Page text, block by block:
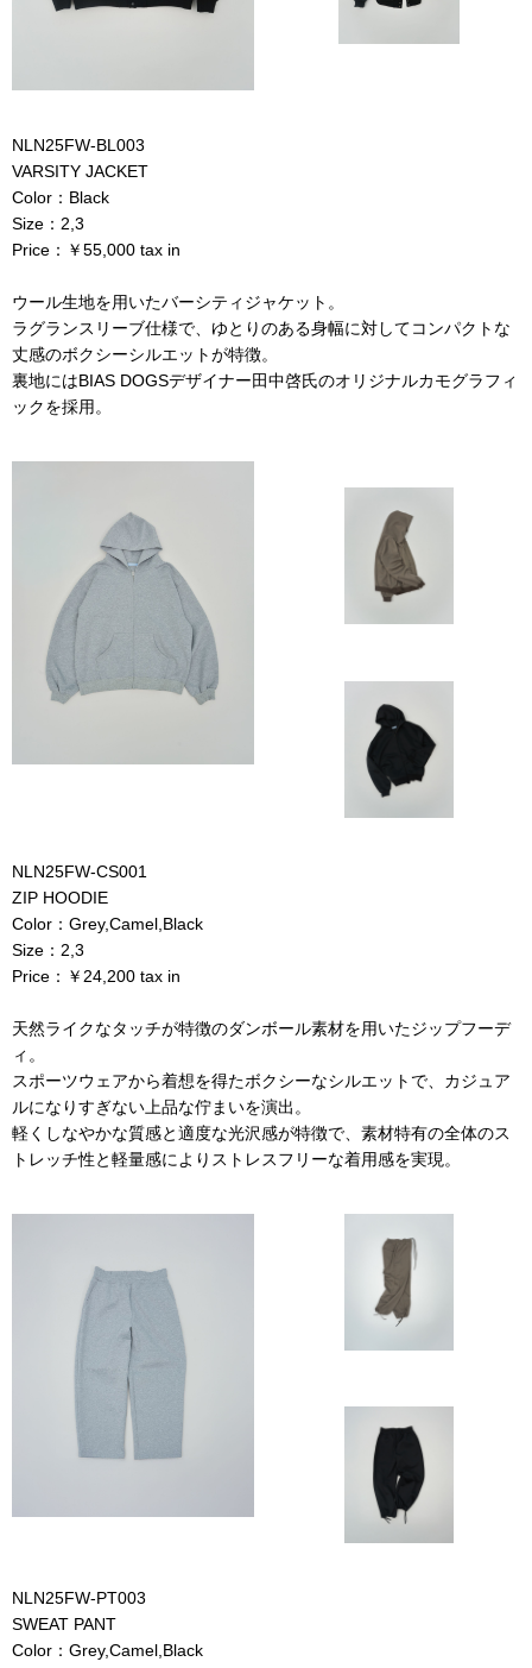
NLN25FW-BL003
VARSITY JACKET
Color：Black
Size：2,3
Price：￥55,000 tax in
ウール生地を用いたバーシティジャケット。
ラグランスリーブ仕様で、ゆとりのある身幅に対してコンパクトな
丈感のボクシーシルエットが特徴。
裏地にはBIAS DOGSデザイナー田中啓氏のオリジナルカモグラフィ
ックを採用。
NLN25FW-CS001
ZIP HOODIE
Color：Grey,Camel,Black
Size：2,3
Price：￥24,200 tax in
天然ライクなタッチが特徴のダンボール素材を用いたジップフーデ
ィ。
スポーツウェアから着想を得たボクシーなシルエットで、カジュア
ルになりすぎない上品な佇まいを演出。
軽くしなやかな質感と適度な光沢感が特徴で、素材特有の全体のス
トレッチ性と軽量感によりストレスフリーな着用感を実現。
NLN25FW-PT003
SWEAT PANT
Color：Grey,Camel,Black